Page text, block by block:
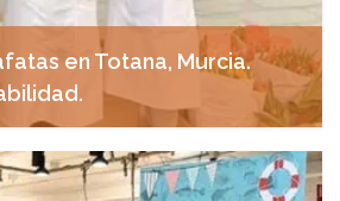
en Totana, Murcia.